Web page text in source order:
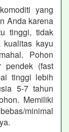
yang
Anda karena
tinggi, tidak
kayu
Pohon
pendek (fast
tinggi lebih
5-7 tahun
Memiliki
minimal